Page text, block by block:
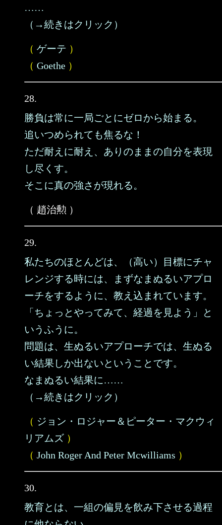
……
（→続きはクリック）
（ ゲーテ ）
（ Goethe ）
28.
勝負は常に一局ごとにゼロから始まる。
追いつめられても焦るな！
ただ耐えに耐え、ありのままの自分を表現
し尽くす。
そこに真の強さが現れる。
（ 趙治勲 ）
29.
私たちのほとんどは、（高い）目標にチャ
レンジする時には、まずなまぬるいアプロ
ーチをするように、教え込まれています。
「ちょっとやってみて、経過を見よう」と
いうふうに。
問題は、生ぬるいアプローチでは、生ぬる
い結果しか出ないということです。
なまぬるい結果に……
（→続きはクリック）
（ ジョン・ロジャー＆ピーター・マクウィ
リアムズ ）
（ John Roger And Peter Mcwilliams ）
30.
教育とは、一組の偏見を飲み下させる過程